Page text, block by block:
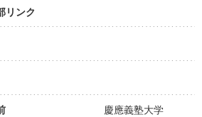
リンク
慶應義塾大学